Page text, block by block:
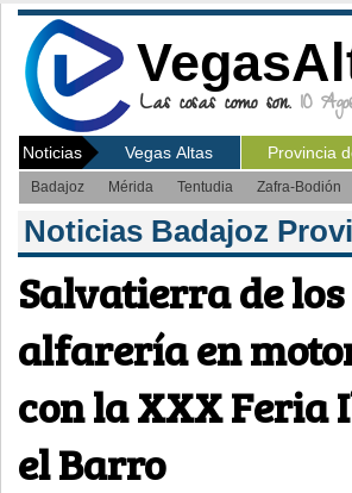
Las cosas como son. 10
Noticias Vegas Altas Provincia
Badajoz Mérida Tentudia Zafra-Bodión
Noticias Badajoz
Salvatierra de
alfarería en
con la XXX
el Barro